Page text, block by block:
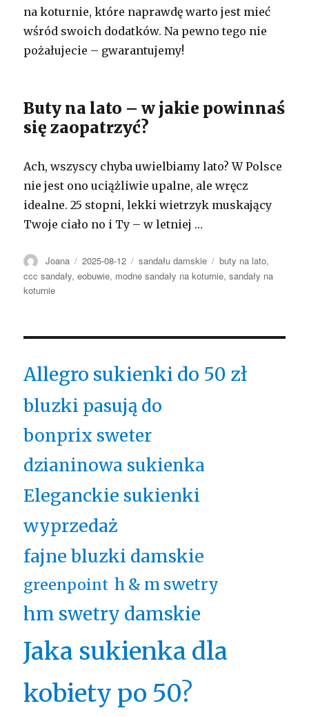
na koturnie, które naprawdę warto jest mieć
wśród swoich dodatków. Na pewno tego nie
pożałujecie – gwarantujemy!
Buty na lato – w jakie powinnaś
się zaopatrzyć?
Ach, wszyscy chyba uwielbiamy lato? W Polsce
nie jest ono uciążliwie upalne, ale wręcz
idealne. 25 stopni, lekki wietrzyk muskający
Twoje ciało no i Ty – w letniej …
Autor
Joana Opublikowano
2025-08-12 Kategorie
sandału damskie Tagi
buty na lato,
ccc sandały,eobuwie, modne sandały na koturnie,sandały na
koturnie
Allegro sukienki do 50 zł
bluzki pasują do
bonprix sweter
dzianinowa sukienka
Eleganckie sukienki
wyprzedaż
fajne bluzki damskie
greenpoint h & m swetry
hm swetry damskie
Jaka sukienka dla
kobiety po 50?